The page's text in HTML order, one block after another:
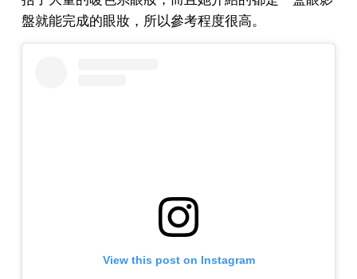
盤就能完成的眼妝，所以參考程度很高。
View this post on Instagram